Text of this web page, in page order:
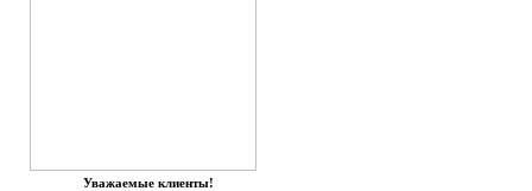
Уважаемые клиенты!